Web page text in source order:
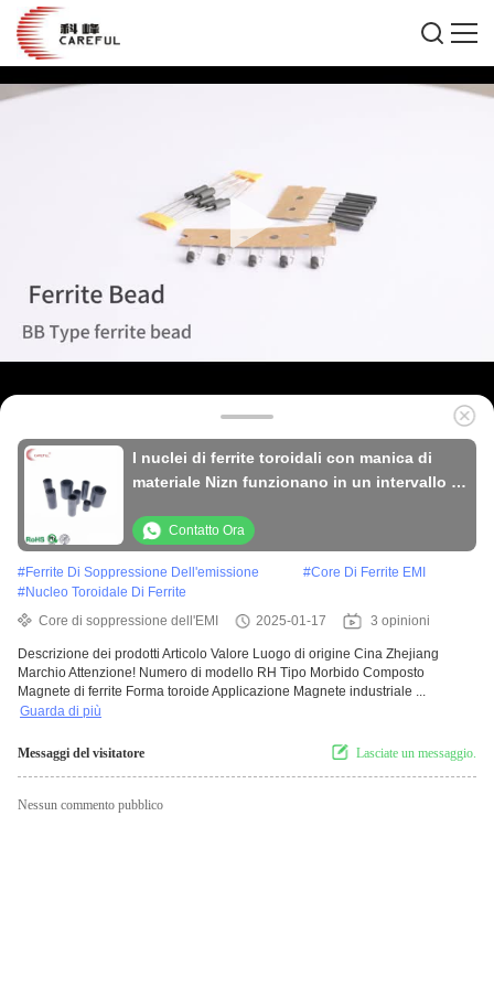
I nuclei di ferrite toroidali con manica di
materiale Nizn funzionano in un intervallo di
Contatto Ora
#Ferrite Di Soppressione Dell'emissione #Core Di Ferrite EMI
#Nucleo Toroidale Di Ferrite
Core di soppressione dell'EMI
2025-01-17 3 opinioni
Descrizione dei prodotti Articolo Valore Luogo di origine Cina Zhejiang
Marchio Attenzione! Numero di modello RH Tipo Morbido Composto
Magnete di ferrite Forma toroide Applicazione Magnete industriale ...
Guarda di più
Messaggi del visitatore Lasciate un messaggio.
Nessun commento pubblico